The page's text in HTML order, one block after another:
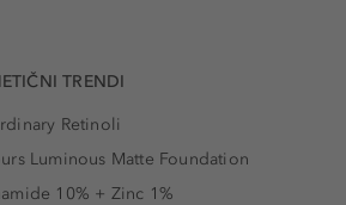
TRENDI
Retinoli
Luminous Matte Foundation
10% + Zinc 1%